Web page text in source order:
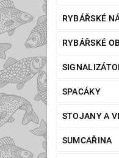
RYBÁŘSKÉ
RYBÁŘSKÉ
SPACÁKY
STOJANY A
SUMCAŘINA